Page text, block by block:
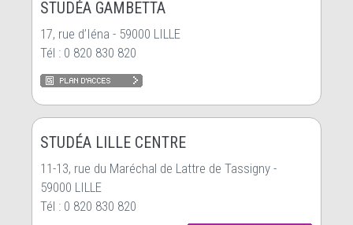
STUDÉA GAMBETTA
17, rue d’Iéna - 59000 LILLE
Tél : 0 820 830 820
STUDÉA LILLE CENTRE
11-13, rue du Maréchal de Lattre de Tassigny -
59000 LILLE
Tél : 0 820 830 820